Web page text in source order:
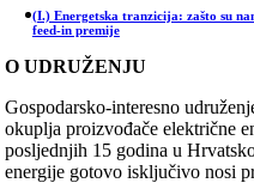
(I.) Energetska tranzicija: zašto su
feed-in premije
O UDRUŽENJU
Gospodarsko-interesno
okuplja proizvođače električne
posljednjih 15 godina u
energije gotovo isključivo nosi